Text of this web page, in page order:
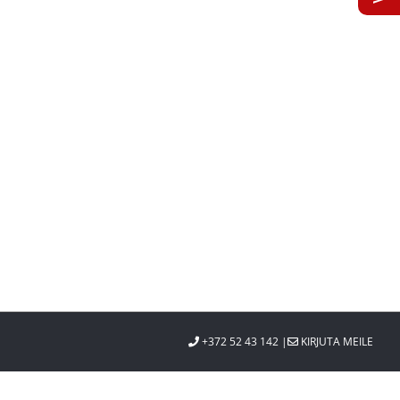
KIRJUTA MEILE
+372 52 43 142 |